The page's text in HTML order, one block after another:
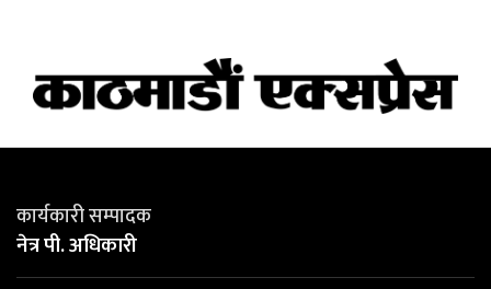
कार्यकारी सम्पादक
नेत्र पी. अधिकारी